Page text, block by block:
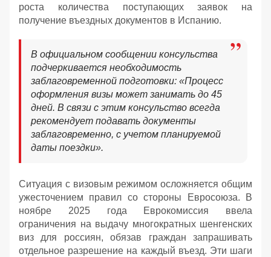
роста количества поступающих заявок на
получение въездных документов в Испанию.
В официальном сообщении консульства
подчеркивается необходимость
заблаговременной подготовки: «Процесс
оформления визы может занимать до 45
дней. В связи с этим консульство всегда
рекомендует подавать документы
заблаговременно, с учетом планируемой
даты поездки».
Ситуация с визовым режимом осложняется общим
ужесточением правил со стороны Евросоюза. В
ноябре 2025 года Еврокомиссия ввела
ограничения на выдачу многократных шенгенских
виз для россиян, обязав граждан запрашивать
отдельное разрешение на каждый въезд. Эти шаги